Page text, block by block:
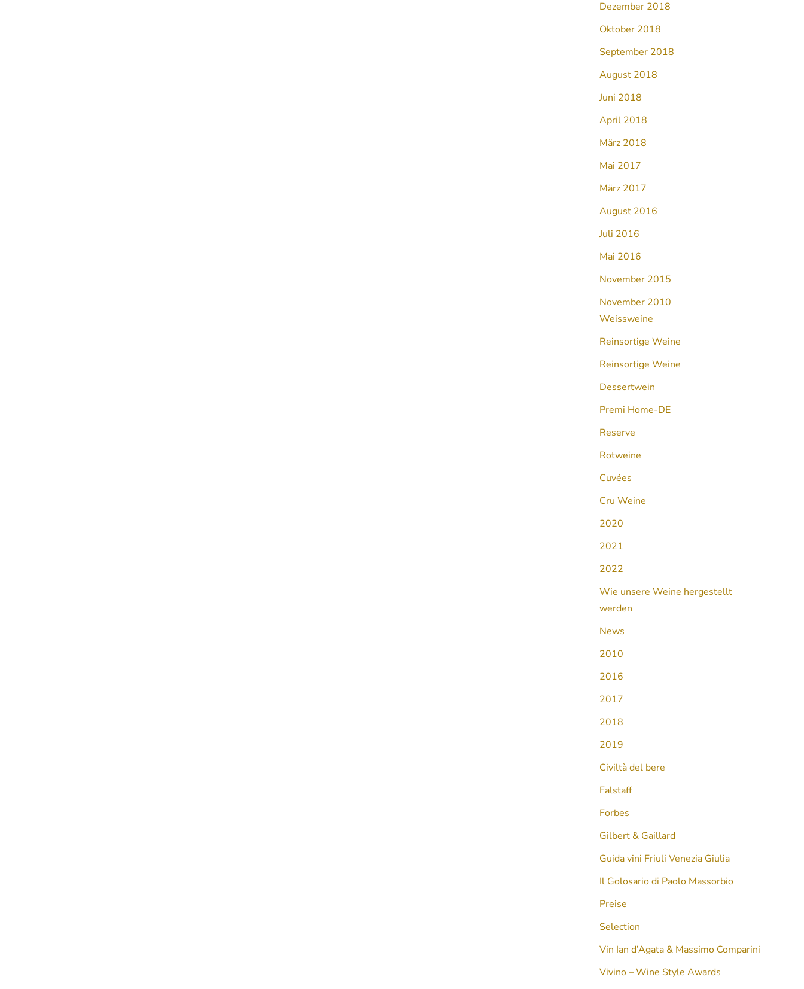
Dezember 2018
Oktober 2018
September 2018
August 2018
Juni 2018
April 2018
März 2018
Mai 2017
März 2017
August 2016
Juli 2016
Mai 2016
November 2015
November 2010
Weissweine
Reinsortige Weine
Reinsortige Weine
Dessertwein
Premi Home-DE
Reserve
Rotweine
Cuvées
Cru Weine
2020
2021
2022
Wie unsere Weine hergestellt
werden
News
2010
2016
2017
2018
2019
Civiltà del bere
Falstaff
Forbes
Gilbert & Gaillard
Guida vini Friuli Venezia Giulia
Il Golosario di Paolo Massorbio
Preise
Selection
Vin Ian d’Agata & Massimo Comparini
Vivino – Wine Style Awards